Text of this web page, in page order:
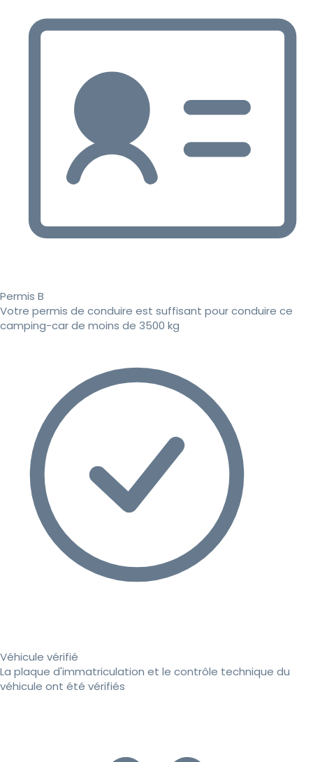
Permis B
Votre permis de conduire est suffisant pour conduire ce
camping-car de moins de 3500 kg
Véhicule vérifié
La plaque d'immatriculation et le contrôle technique du
véhicule ont été vérifiés